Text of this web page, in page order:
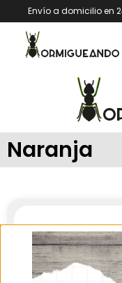
Envío a domicilio en
Naranja